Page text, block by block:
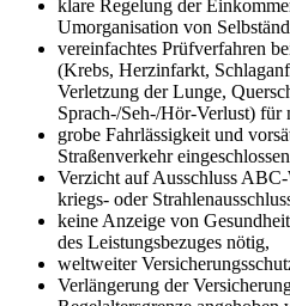
klare Regelung der
Umorganisation von
vereinfachtes Prüfverfahren
(Krebs, Herzinfarkt,
Verletzung der Lunge,
Sprach-/Seh-/Hör-Verlust) für
grobe Fahrlässigkeit und
Straßenverkehr
Verzicht auf Ausschluss
kriegs- oder
keine Anzeige von
des Leistungsbezuges nötig,
weltweiter
Verlängerung der